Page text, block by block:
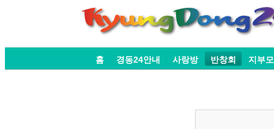
홈 경동24안내 사랑방 반창회 지부